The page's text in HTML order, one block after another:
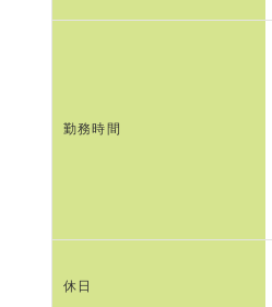
勤務時間
休日